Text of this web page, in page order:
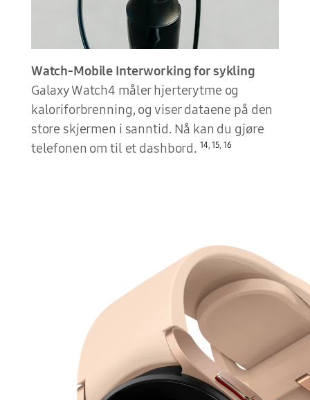
Watch-Mobile Interworking for sykling
Galaxy Watch4 måler hjerterytme og
kaloriforbrenning, og viser dataene på den
store skjermen i sanntid. Nå kan du gjøre
telefonen om til et dashbord. 14,15 16